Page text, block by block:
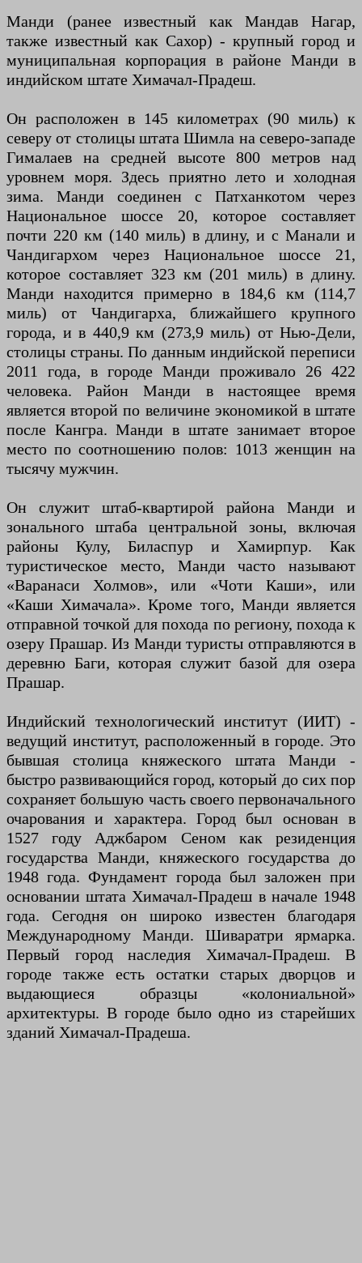
Манди (ранее известный как Мандав Нагар,
также известный как Сахор) - крупный город и
муниципальная корпорация в районе Манди в
индийском штате Химачал-Прадеш.
Он расположен в 145 километрах (90 миль) к
северу от столицы штата Шимла на северо-западе
Гималаев на средней высоте 800 метров над
уровнем моря. Здесь приятно лето и холодная
зима. Манди соединен с Патханкотом через
Национальное шоссе 20, которое составляет
почти 220 км (140 миль) в длину, и с Манали и
Чандигархом через Национальное шоссе 21,
которое составляет 323 км (201 миль) в длину.
Манди находится примерно в 184,6 км (114,7
миль) от Чандигарха, ближайшего крупного
города, и в 440,9 км (273,9 миль) от Нью-Дели,
столицы страны. По данным индийской переписи
2011 года, в городе Манди проживало 26 422
человека. Район Манди в настоящее время
является второй по величине экономикой в ​​штате
после Кангра. Манди в штате занимает второе
место по соотношению полов: 1013 женщин на
тысячу мужчин.
Он служит штаб-квартирой района Манди и
зонального штаба центральной зоны, включая
районы Кулу, Биласпур и Хамирпур. Как
туристическое место, Манди часто называют
«Варанаси Холмов», или «Чоти Каши», или
«Каши Химачала». Кроме того, Манди является
отправной точкой для похода по региону, похода к
озеру Прашар. Из Манди туристы отправляются в
деревню Баги, которая служит базой для озера
Прашар.
Индийский технологический институт (ИИТ) -
ведущий институт, расположенный в городе. Это
бывшая столица княжеского штата Манди -
быстро развивающийся город, который до сих пор
сохраняет большую часть своего первоначального
очарования и характера. Город был основан в
1527 году Аджбаром Сеном как резиденция
государства Манди, княжеского государства до
1948 года. Фундамент города был заложен при
основании штата Химачал-Прадеш в начале 1948
года. Сегодня он широко известен благодаря
Международному Манди. Шиваратри ярмарка.
Первый город наследия Химачал-Прадеш. В
городе также есть остатки старых дворцов и
выдающиеся образцы «колониальной»
архитектуры. В городе было одно из старейших
зданий Химачал-Прадеша.